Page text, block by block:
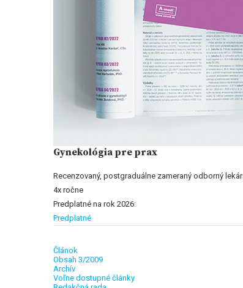
Gynekológia pre prax
Recenzovaný, postgraduálne zameraný odborný
4x ročne
Predplatné na rok 2026:
Predplatné
Článok
Obsah 3/2009
Archív
Voľne dostupné články